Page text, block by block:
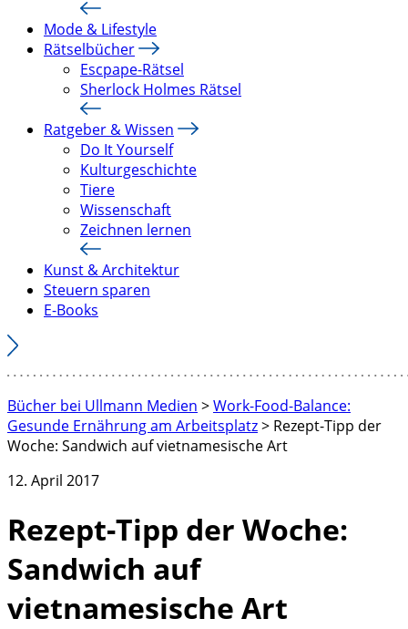
Mode & Lifestyle
Rätselbücher
Escpape-Rätsel
Sherlock Holmes Rätsel
Ratgeber & Wissen
Do It Yourself
Kulturgeschichte
Tiere
Wissenschaft
Zeichnen lernen
Kunst & Architektur
Steuern sparen
E-Books
Bücher bei Ullmann Medien >Work-Food-Balance:
Gesunde Ernährung am Arbeitsplatz> Rezept-Tipp der
Woche: Sandwich auf vietnamesische Art
12. April 2017
Rezept-Tipp der Woche:
Sandwich auf
vietnamesische Art